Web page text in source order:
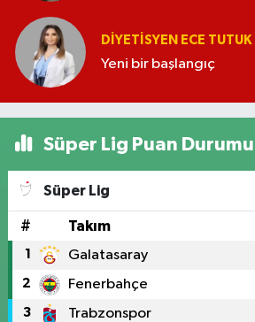
DIYETISYEN ECE TUTUK
Yeni bir başlangıç
Süper Lig Puan Durumu
Süper Lig
# Takım
1 Galatasaray
2 Fenerbahçe
3 Trabzonspor